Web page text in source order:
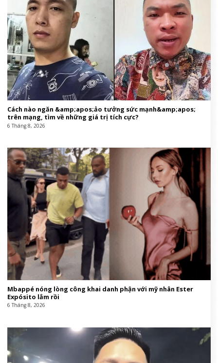
Cách nào ngăn &amp;apos;ảo tưởng sức mạnh&amp;apos;
trên mạng, tìm về những giá trị tích cực?
6 Tháng 8, 2026
Mbappé nóng lòng công khai danh phận với mỹ nhân Ester
Expósito lắm rồi
6 Tháng 8, 2026